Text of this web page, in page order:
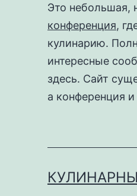
Это небольшая,
конференция,
кулинарию.
интересные
здесь. Сайт
а конференция